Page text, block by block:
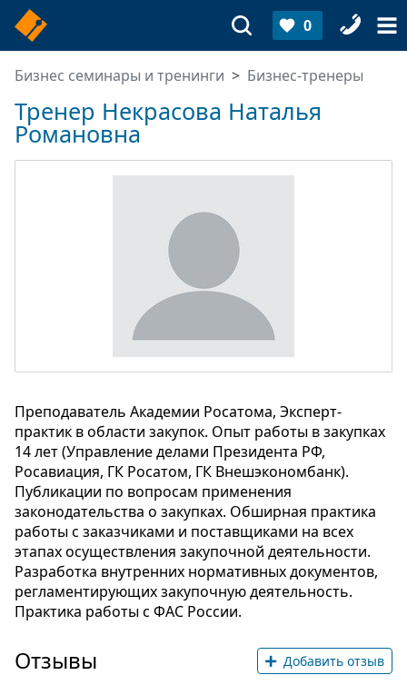
0
Бизнес семинары и тренинги Бизнес-тренеры
Тренер Некрасова Наталья
Романовна
Преподаватель Академии Росатома, Эксперт-
практик в области закупок. Опыт работы в закупках
14 лет (Управление делами Президента РФ,
Росавиация, ГК Росатом, ГК Внешэкономбанк).
Публикации по вопросам применения
законодательства о закупках. Обширная практика
работы с заказчиками и поставщиками на всех
этапах осуществления закупочной деятельности.
Разработка внутренних нормативных документов,
регламентирующих закупочную деятельность.
Практика работы с ФАС России.
Отзывы Добавить отзыв